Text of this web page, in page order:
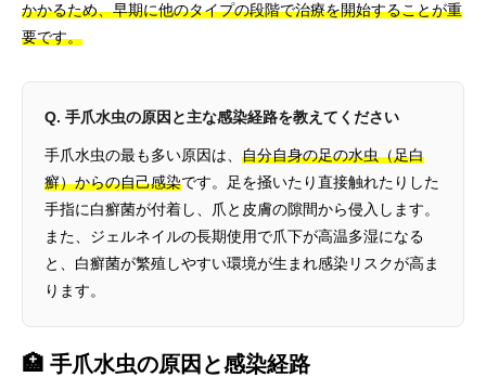
かかるため、早期に他のタイプの段階で治療を開始することが重
要です。
Q. 手爪水虫の原因と主な感染経路を教えてください
手爪水虫の最も多い原因は、 自分自身の足の水虫（足白
癬）からの自己感染です。足を掻いたり直接触れたりした
手指に白癬菌が付着し、爪と皮膚の隙間から侵入します。
また、ジェルネイルの長期使用で爪下が高温多湿になる
と、白癬菌が繁殖しやすい環境が生まれ感染リスクが高ま
ります。
🏥 手爪水虫の原因と感染経路